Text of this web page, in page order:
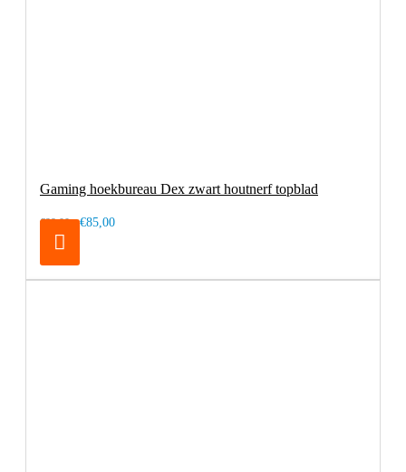
Gaming hoekbureau Dex zwart houtnerf topblad
€99,00 €85,00